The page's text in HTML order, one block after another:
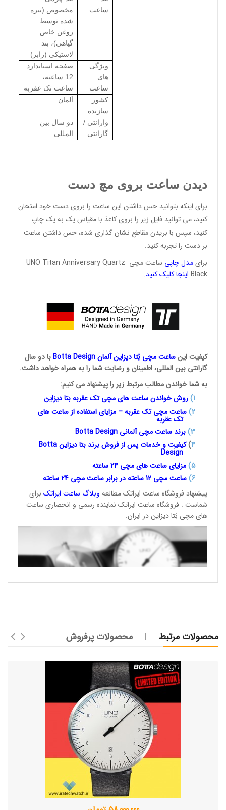
ساعت
مخصوص (تیره
شده توسط
روغن خاص
گیاهی)، بند
لاستیکی (رابر)
ویژگی
های
ساعت
صفحه استاندارد
12 ساعته،
ساعت تک عقربه
کشور
سازنده
آلمان
وارانتی /
گارانتی
دو سال بین
المللی
دیدن ساعت بروی مچ دست
برای اینکه بتوانید حس داشتن این ساعت را بروی دست خود امتحان
کنید، می توانید فایل زیر را بروی کاغذ با مقیاس یک به یک چاپ
کنید، سپس با بریدن مقاطع نشان گذاری شده، حس داشتن ساعت
بر دست را تجربه کنید.
برایمدلچاپی
ساعت مچی UNO Titan Anniversary Quartz
Black اینجا کلیککنید.
کیفیت اینساعت مچی بُتادیزاین آلمانBotta Designبا دو سال
گارانتی بین المللی، اطمینان و رضایت شما را به همراه خواهد داشت.
به شما خواندن مطالب مرتبط زیر را پیشنهاد می کنیم:
1
)روش خواندن ساعت های مچی تکعقربه بتا دیزاین
2) ساعت مچی تک عقربه – مزایای استفاده از ساعت های
تک عقربه
3
)برند ساعت مچی آلمانی Botta Design
4
)کیفیت و خدمات پس از فروش برند بتا دیزاینBotta
Design
5) مزایای ساعت های مچی 24
ساعته
6) ساعت مچی 12 ساعته در برابر ساعت
مچی 24 ساعته
پیشنهاد فروشگاه ساعت ایراتک مطالعه وبلاگ ساعت ایراتک برای
شماست . فروشگاه ساعت ایراتک نماینده رسمی و انحصاری ساعت
های مچی بُتا دیزاین در ایران.
محصولات مرتبط محصولات پرفروش